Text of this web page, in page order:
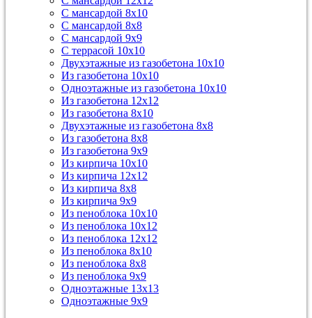
С мансардой 8х10
С мансардой 8х8
С мансардой 9х9
С террасой 10х10
Двухэтажные из газобетона 10х10
Из газобетона 10х10
Одноэтажные из газобетона 10х10
Из газобетона 12х12
Из газобетона 8х10
Двухэтажные из газобетона 8х8
Из газобетона 8х8
Из газобетона 9х9
Из кирпича 10х10
Из кирпича 12х12
Из кирпича 8х8
Из кирпича 9х9
Из пеноблока 10х10
Из пеноблока 10х12
Из пеноблока 12х12
Из пеноблока 8х10
Из пеноблока 8х8
Из пеноблока 9х9
Одноэтажные 13х13
Одноэтажные 9х9